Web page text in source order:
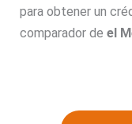
para obtener un
comparador de el